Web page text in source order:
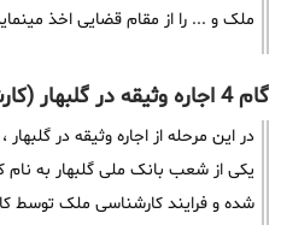
ملک و ... را از مقام قضایی اخذ
گام 4 اجاره وثیقه در گلبهار (کارشناسی ملک)
در این مرحله از اجاره وثیقه در
یکی از شعب بانک ملی گلبهار به نام
شده و فرایند کارشناسی ملک توسط